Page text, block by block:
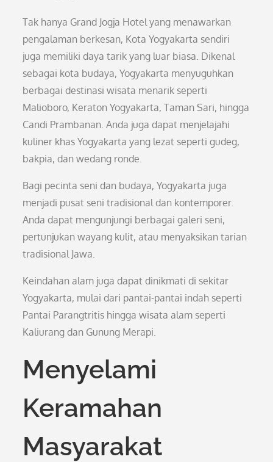
Tak hanya Grand Jogja Hotel yang menawarkan
pengalaman berkesan, Kota Yogyakarta sendiri
juga memiliki daya tarik yang luar biasa. Dikenal
sebagai kota budaya, Yogyakarta menyuguhkan
berbagai destinasi wisata menarik seperti
Malioboro, Keraton Yogyakarta, Taman Sari, hingga
Candi Prambanan. Anda juga dapat menjelajahi
kuliner khas Yogyakarta yang lezat seperti gudeg,
bakpia, dan wedang ronde.
Bagi pecinta seni dan budaya, Yogyakarta juga
menjadi pusat seni tradisional dan kontemporer.
Anda dapat mengunjungi berbagai galeri seni,
pertunjukan wayang kulit, atau menyaksikan tarian
tradisional Jawa.
Keindahan alam juga dapat dinikmati di sekitar
Yogyakarta, mulai dari pantai-pantai indah seperti
Pantai Parangtritis hingga wisata alam seperti
Kaliurang dan Gunung Merapi.
Menyelami
Keramahan
Masyarakat